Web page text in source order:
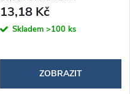
13,18 Kč
Skladem >100 ks
ZOBRAZIT